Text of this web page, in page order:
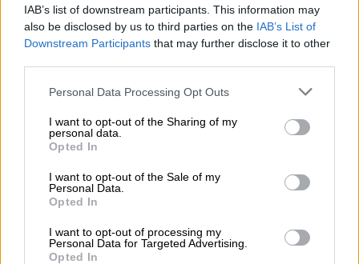
IAB’s list of downstream participants. This information may
also be disclosed by us to third parties on the IAB’s List of
Downstream Participants that may further disclose it to other
Personal Data Processing Opt Outs
I want to opt-out of the Sharing of my
personal data.
Opted In
I want to opt-out of the Sale of my
Personal Data.
Opted In
I want to opt-out of processing my
Personal Data for Targeted Advertising.
Opted In
Suelta y confía
Por María Comesaña
Votantes y votados
El Conflicto de Oriente Medio:
Un Nuevo Orden Autoritario
en Construcción
Por Álvaro Frutos Rosado y Gabinete